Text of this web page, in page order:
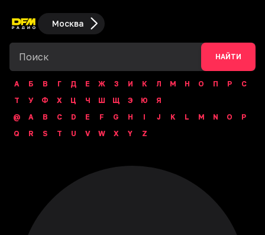
Москва
НАЙТИ
А Б В Г Д Е Ж З И К Л М Н О П Р
С
Т
У Ф Х Ц Ч Ш Щ Э Ю
Я
@
A B C D E F G H I J K L M N O
P
Q
R S T U V W X Y Z